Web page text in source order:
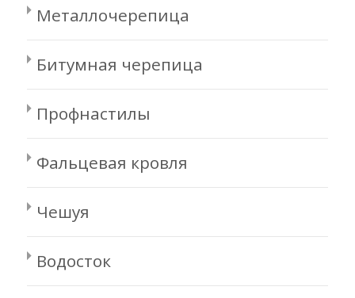
Металлочерепица
Битумная черепица
Профнастилы
Фальцевая кровля
Чешуя
Водосток